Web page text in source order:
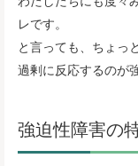
レです。
と言っても、ちょっ
過剰に反応するのが
強迫性障害の